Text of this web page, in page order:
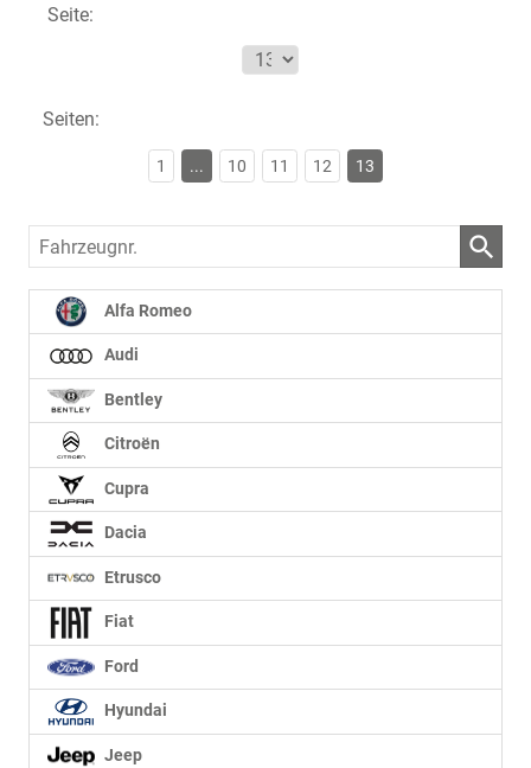
Seite:
Seiten:
1 ... 10 11 12 13
Fahrzeugnr.
Alfa Romeo
Audi
Bentley
Citroën
Cupra
Dacia
Etrusco
Fiat
Ford
Hyundai
Jeep